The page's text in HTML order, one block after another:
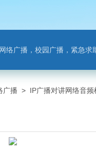
校园广播，紧急求助，IP广播对讲系
广播 > IP广播对讲网络音频